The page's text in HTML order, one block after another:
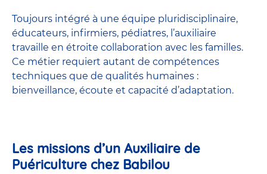
Toujours intégré à une équipe pluridisciplinaire,
éducateurs, infirmiers, pédiatres, l’auxiliaire
travaille en étroite collaboration avec les familles.
Ce métier requiert autant de compétences
techniques que de qualités humaines :
bienveillance, écoute et capacité d’adaptation.
Les missions d’un Auxiliaire de
Puériculture chez Babilou